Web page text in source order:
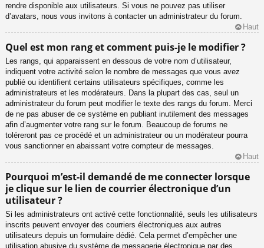
rendre disponible aux utilisateurs. Si vous ne pouvez pas utiliser
d’avatars, nous vous invitons à contacter un administrateur du forum.
Haut
Quel est mon rang et comment puis-je le modifier ?
Les rangs, qui apparaissent en dessous de votre nom d’utilisateur,
indiquent votre activité selon le nombre de messages que vous avez
publié ou identifient certains utilisateurs spécifiques, comme les
administrateurs et les modérateurs. Dans la plupart des cas, seul un
administrateur du forum peut modifier le texte des rangs du forum. Merci
de ne pas abuser de ce système en publiant inutilement des messages
afin d’augmenter votre rang sur le forum. Beaucoup de forums ne
toléreront pas ce procédé et un administrateur ou un modérateur pourra
vous sanctionner en abaissant votre compteur de messages.
Haut
Pourquoi m’est-il demandé de me connecter lorsque
je clique sur le lien de courrier électronique d’un
utilisateur ?
Si les administrateurs ont activé cette fonctionnalité, seuls les utilisateurs
inscrits peuvent envoyer des courriers électroniques aux autres
utilisateurs depuis un formulaire dédié. Cela permet d’empêcher une
utilisation abusive du système de messagerie électronique par des